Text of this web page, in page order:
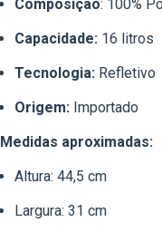
Composição: 100%
Capacidade: 16 litros
Tecnologia: Refletivo
Origem: Importado
Medidas aproximadas:
Altura: 44,5 cm
Largura: 31 cm